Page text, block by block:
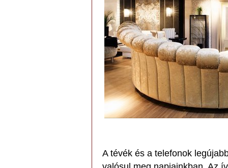
A tévék és a telefonok